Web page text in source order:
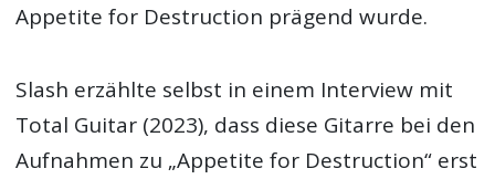
Appetite for Destruction prägend wurde.
Slash erzählte selbst in einem Interview mit
Total Guitar (2023), dass diese Gitarre bei den
Aufnahmen zu „Appetite for Destruction“ erst